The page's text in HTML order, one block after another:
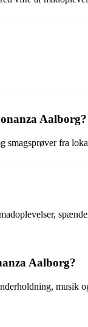
Aalborg?
fra
Aalborg?
musik